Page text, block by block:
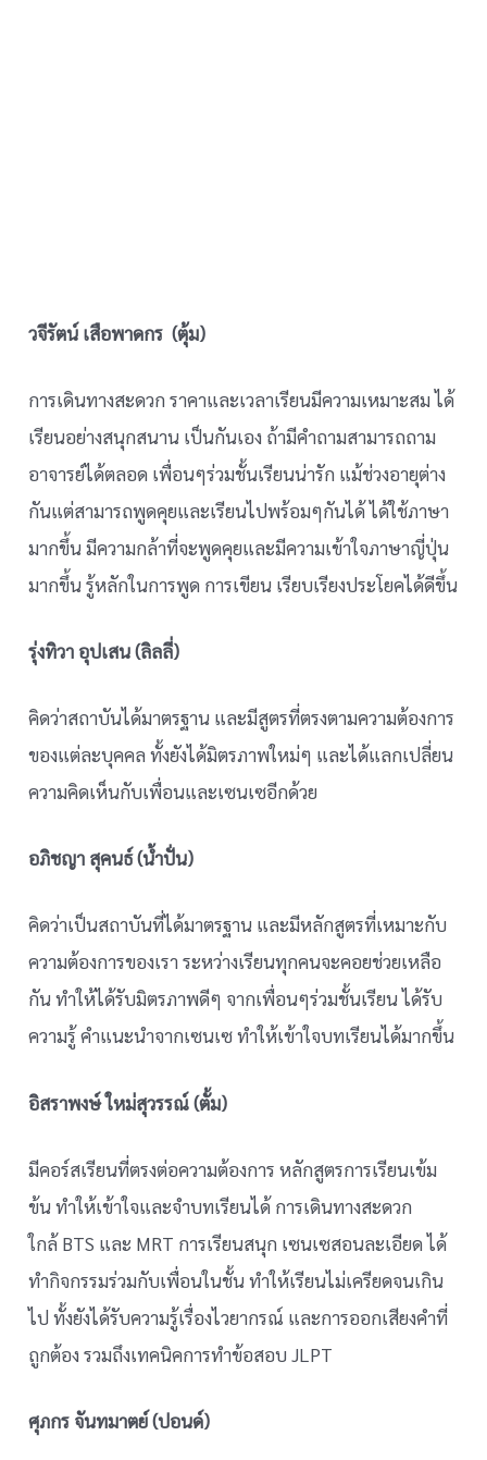
วจีรัตน์ เสือพาดกร (ตุ้ม)
การเดินทางสะดวก ราคาและเวลาเรียนมีความเหมาะสม ได้
เรียนอย่างสนุกสนาน เป็นกันเอง ถ้ามีคำถามสามารถถาม
อาจารย์ได้ตลอด เพื่อนๆร่วมชั้นเรียนน่ารัก แม้ช่วงอายุต่าง
กันแต่สามารถพูดคุยและเรียนไปพร้อมๆกันได้ ได้ใช้ภาษา
มากขึ้น มีความกล้าที่จะพูดคุยและมีความเข้าใจภาษาญี่ปุ่น
มากขึ้น รู้หลักในการพูด การเขียน เรียบเรียงประโยคได้ดีขึ้น
รุ่งทิวา อุปเสน (ลิลลี่)
คิดว่าสถาบันได้มาตรฐาน และมีสูตรที่ตรงตามความต้องการ
ของแต่ละบุคคล ทั้งยังได้มิตรภาพใหม่ๆ และได้แลกเปลี่ยน
ความคิดเห็นกับเพื่อนและเซนเซอีกด้วย
อภิชญา สุคนธ์ (น้ำปั่น)
คิดว่าเป็นสถาบันที่ได้มาตรฐาน และมีหลักสูตรที่เหมาะกับ
ความต้องการของเรา ระหว่างเรียนทุกคนจะคอยช่วยเหลือ
กัน ทำให้ได้รับมิตรภาพดีๆ จากเพื่อนๆร่วมชั้นเรียน ได้รับ
ความรู้ คำแนะนำจากเซนเซ ทำให้เข้าใจบทเรียนได้มากขึ้น
อิสราพงษ์ ใหม่สุวรรณ์ (ตั้ม)
มีคอร์สเรียนที่ตรงต่อความต้องการ หลักสูตรการเรียนเข้ม
ข้น ทำให้เข้าใจและจำบทเรียนได้ การเดินทางสะดวก
ใกล้ BTS และ MRT การเรียนสนุก เซนเซสอนละเอียด ได้
ทำกิจกรรมร่วมกับเพื่อนในชั้น ทำให้เรียนไม่เครียดจนเกิน
ไป ทั้งยังได้รับความรู้เรื่องไวยากรณ์ และการออกเสียงคำที่
ถูกต้อง รวมถึงเทคนิคการทำข้อสอบ JLPT
ศุภกร จันทมาตย์ (ปอนด์)